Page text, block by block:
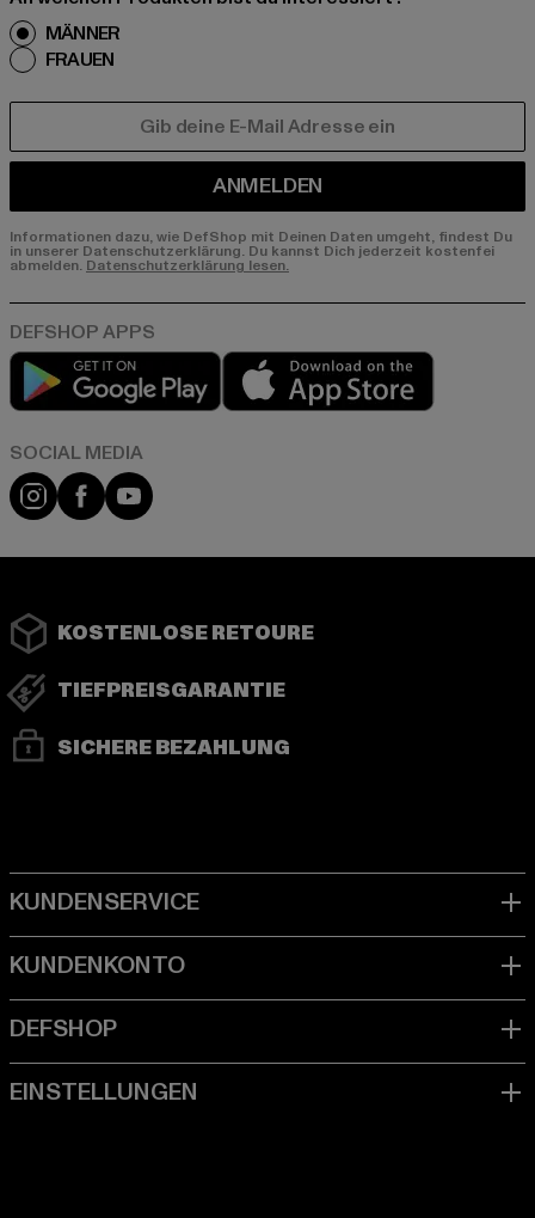
MÄNNER
FRAUEN
ANMELDEN
Informationen dazu, wie DefShop mit Deinen Daten umgeht, findest Du
in unserer Datenschutzerklärung. Du kannst Dich jederzeit kostenfei
abmelden. Datenschutzerklärung lesen.
Play market
Instagram
FacebookYouTube
KOSTENLOSE RETOURE
TIEFPREISGARANTIE
SICHERE BEZAHLUNG